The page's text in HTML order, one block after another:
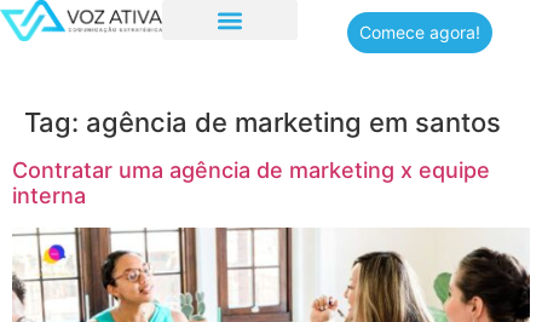
Comece agora!
Tag: agência de marketing em santos
Contratar uma agência de marketing x equipe
interna